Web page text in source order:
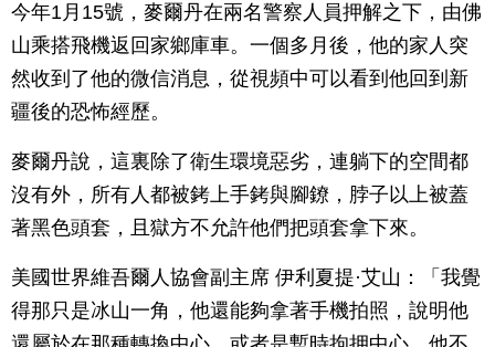
今年1月15號，麥爾丹在兩名警察人員押解之下，由佛
山乘搭飛機返回家鄉庫車。一個多月後，他的家人突
然收到了他的微信消息，從視頻中可以看到他回到新
疆後的恐怖經歷。
麥爾丹說，這裏除了衛生環境惡劣，連躺下的空間都
沒有外，所有人都被銬上手銬與腳鐐，脖子以上被蓋
著黑色頭套，且獄方不允許他們把頭套拿下來。
美國世界維吾爾人協會副主席 伊利夏提·艾山：「我覺
得那只是冰山一角，他還能夠拿著手機拍照，說明他